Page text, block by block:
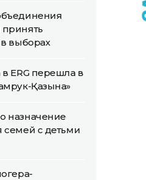
в выборах
ERG перешла в
Қазына»
назначение
семей с детьми